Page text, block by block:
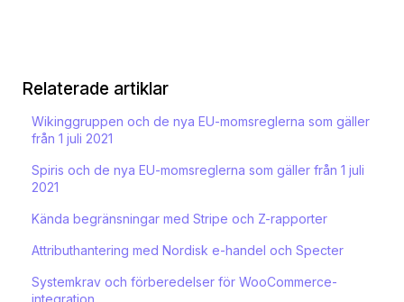
Relaterade artiklar
Wikinggruppen och de nya EU-momsreglerna som gäller
från 1 juli 2021
Spiris och de nya EU-momsreglerna som gäller från 1 juli
2021
Kända begränsningar med Stripe och Z-rapporter
Attributhantering med Nordisk e-handel och Specter
Systemkrav och förberedelser för WooCommerce-